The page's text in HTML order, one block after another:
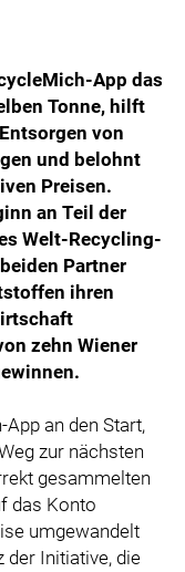
App das
Tonne, hilft
von
und belohnt
Preisen.
an Teil der
Welt-Recycling-
Partner
ihren
zehn Wiener
an den Start,
zur nächsten
gesammelten
das Konto
umgewandelt
der Initiative, die